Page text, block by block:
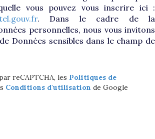
vous pouvez vous inscrire ici :
. Dans le cadre de la
personnelles, nous vous invitons
Données sensibles dans le champ de
reCAPTCHA, les Politiques de
Conditions d'utilisation de Google